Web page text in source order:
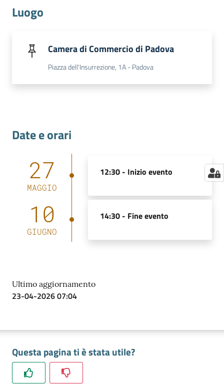
Luogo
Camera di Commercio di Padova
Piazza dell'Insurrezione, 1A - Padova
Date e orari
27
MAGGIO
12:30 - Inizio evento
10
GIUGNO
14:30 - Fine evento
Ultimo aggiornamento
23-04-2026 07:04
Questa pagina ti è stata utile?